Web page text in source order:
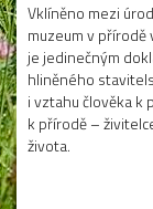
Vklíněno mezi
muzeum v přírodě
je jedinečným
hliněného
i vztahu člověka k
k přírodě –
života.